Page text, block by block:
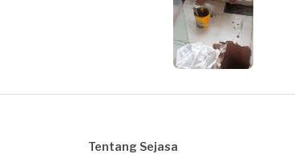
Tentang Sejasa